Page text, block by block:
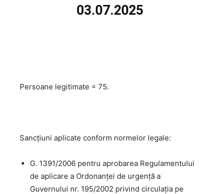
03.07.2025
Persoane legitimate = 75.
Sancțiuni aplicate conform normelor legale:
G. 1391/2006 pentru aprobarea Regulamentului
de aplicare a Ordonanţei de urgenţă a
Guvernului nr. 195/2002 privind circulaţia pe